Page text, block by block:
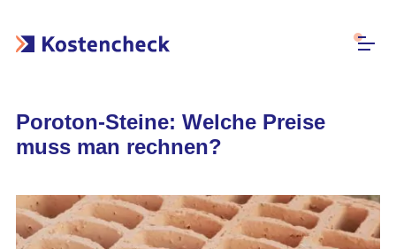
Poroton-Steine: Welche Preise
muss man rechnen?